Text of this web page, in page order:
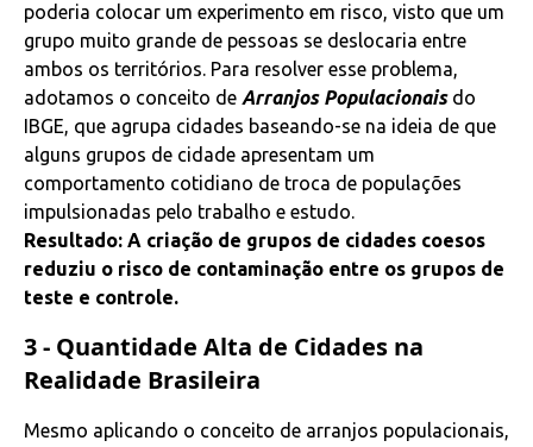
poderia colocar um experimento em risco, visto que um
grupo muito grande de pessoas se deslocaria entre
ambos os territórios. Para resolver esse problema,
adotamos o conceito de Arranjos Populacionaisdo
IBGE, que agrupa cidades baseando-se na ideia de que
alguns grupos de cidade apresentam um
comportamento cotidiano de troca de populações
impulsionadas pelo trabalho e estudo.
Resultado: A criação de grupos de cidades coesos
reduziu o risco de contaminação entre os grupos de
teste e controle.
3 - Quantidade Alta de Cidades na
Realidade Brasileira
Mesmo aplicando o conceito de arranjos populacionais,